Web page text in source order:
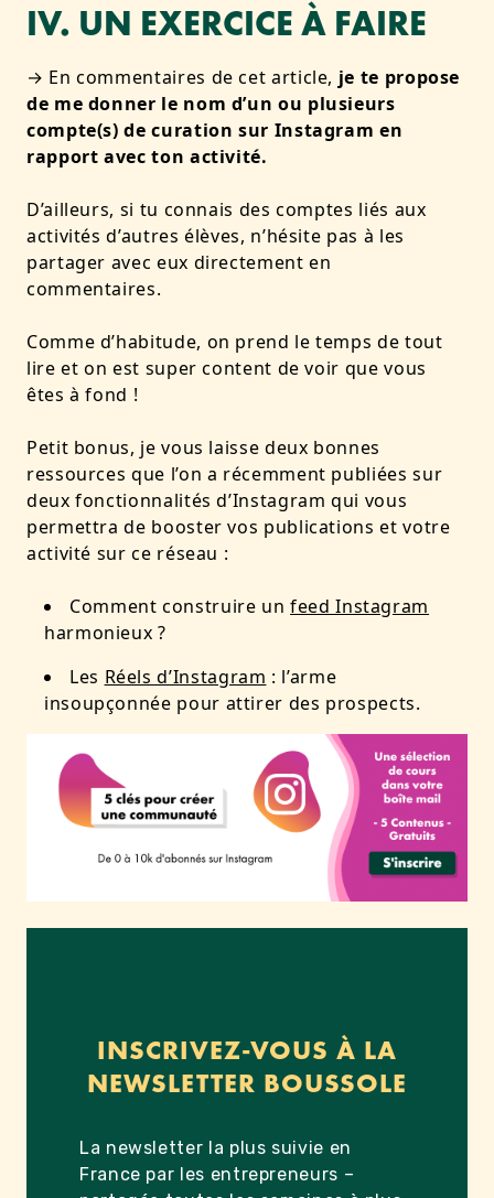
IV. UN EXERCICE À FAIRE
→ En commentaires de cet article, je te propose
de me donner le nom d’un ou plusieurs
compte(s) de curation sur Instagram en
rapport avec ton activité.
D’ailleurs, si tu connais des comptes liés aux
activités d’autres élèves, n’hésite pas à les
partager avec eux directement en
commentaires.
Comme d’habitude, on prend le temps de tout
lire et on est super content de voir que vous
êtes à fond !
Petit bonus, je vous laisse deux bonnes
ressources que l’on a récemment publiées sur
deux fonctionnalités d’Instagram qui vous
permettra de booster vos publications et votre
activité sur ce réseau :
Comment construire unfeed Instagram
harmonieux ?
Les Réels d’Instagram : l’arme
insoupçonnée pour attirer des prospects.
INSCRIVEZ-VOUS À LA
NEWSLETTER BOUSSOLE
La newsletter la plus suivie en
France par les entrepreneurs –